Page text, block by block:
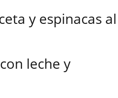
y espinacas al
leche y